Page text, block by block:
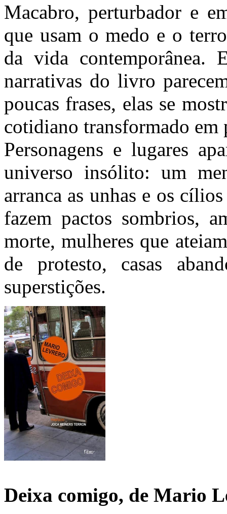
Macabro, perturbador e
que usam o medo e o
da vida contemporânea.
narrativas do livro
poucas frases, elas se
cotidiano transformado em
Personagens e lugares
universo insólito: um
arranca as unhas e os
fazem pactos sombrios,
morte, mulheres que
de protesto, casas
superstições.
Deixa comigo, de Mario